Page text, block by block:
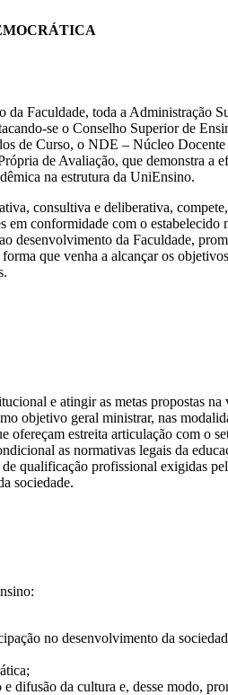
da Faculdade, toda a Administração
se o Conselho Superior de
de Curso, o NDE – Núcleo Docente
de Avaliação, que demonstra a
na estrutura da UniEnsino.
consultiva e deliberativa,
em conformidade com o estabelecido
desenvolvimento da Faculdade,
que venha a alcançar os
e atingir as metas propostas na
objetivo geral ministrar, nas
ofereçam estreita articulação com o
as normativas legais da
qualificação profissional exigidas
sociedade.
no desenvolvimento da
difusão da cultura e, desse modo,